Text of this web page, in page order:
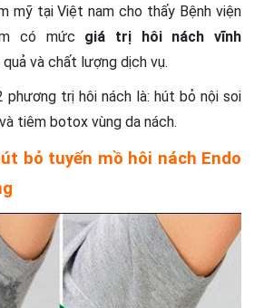
mỹ tại Việt nam cho thấy Bệnh viện
có mức giá trị hôi nách vĩnh
quả và chất lượng dịch vụ.
phương trị hôi nách là: hút bỏ nội soi
tiêm botox vùng da nách.
bỏ tuyến mồ hôi nách Endo